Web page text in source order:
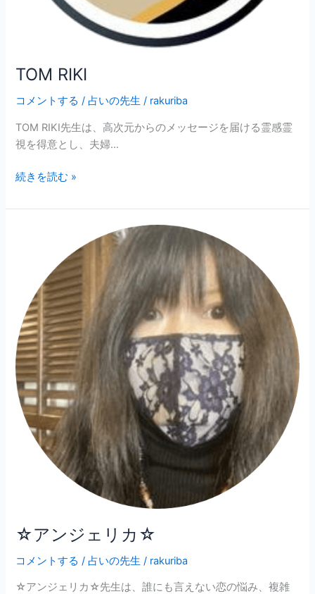
TOM RIKI
コメントする /占いの先生 / rakuriba
TOM RIKI先生は、高次元からのメッセージを届ける霊感霊
視を得意とし、夫婦…
続きを読む »
☆アンジェリカ☆
コメントする /占いの先生 / rakuriba
☆アンジェリカ☆先生は、誰にも言えない恋の悩み、複雑
リ
カ
☆